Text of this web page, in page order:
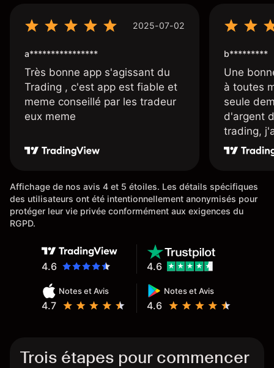
2025-07-02
a****************
Très bonne app s'agissant du
Trading , c'est app est fiable et
meme conseillé par les tradeur
eux meme
b*********
Une
à toutes
seule
d'argent
trading,
une carte
Affichage de nos avis 4 et 5 étoiles. Les détails spécifiques
des utilisateurs ont été intentionnellement anonymisés pour
protéger leur vie privée conformément aux exigences du
RGPD.
4.6
Notes et Avis
4.7
Notes et Avis
4.6
4.6
Trois étapes pour commencer